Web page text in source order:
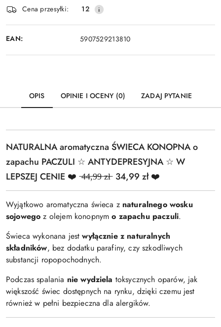
Cena przesyłki:
12
EAN: 5907529213810
OPIS OPINIE I OCENY (0) ZADAJ PYTANIE
NATURALNA aromatyczna ŚWIECA KONOPNA o
zapachu PACZULI ☆ ANTYDEPRESYJNA ☆ W
LEPSZEJ CENIE ❤️ ̶4̶4̶,̶9̶9̶ ̶z̶ł̶ 34,99 zł ❤️
Wyjątkowo aromatyczna świeca z naturalnego wosku
sojowego z olejem konopnymo zapachu paczuli.
Świeca wykonana jestwyłącznie z naturalnych
składników, bez dodatku parafiny, czy szkodliwych
substancji ropopochodnych.
Podczas spalania nie wydziela toksycznych oparów, jak
większość świec dostępnych na rynku, dzięki czemu jest
również w pełni bezpieczna dla alergików.